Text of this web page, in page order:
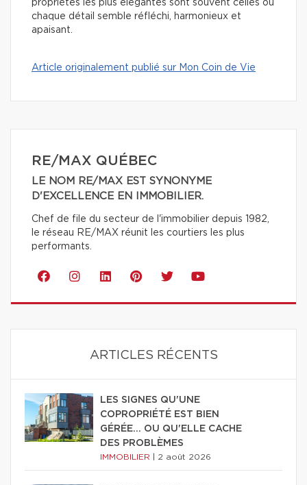
propriétés les plus élégantes sont souvent celles où
chaque détail semble réfléchi, harmonieux et
apaisant.
Article originalement publié sur Mon Coin de Vie
RE/MAX QUÉBEC
LE NOM RE/MAX EST SYNONYME
D'EXCELLENCE EN IMMOBILIER.
Chef de file du secteur de l'immobilier depuis 1982,
le réseau RE/MAX réunit les courtiers les plus
performants.
ARTICLES RÉCENTS
LES SIGNES QU'UNE
COPROPRIÉTÉ EST BIEN
GÉRÉE… OU QU'ELLE CACHE
DES PROBLÈMES
IMMOBILIER 2 août 2026